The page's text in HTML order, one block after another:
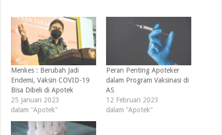
Menkes : Berubah Jadi
Endemi, Vaksin COVID-19
Bisa Dibeli di Apotek
25 Januari 2023
dalam "Apotek"
Peran Penting Apoteker
dalam Program Vaksinasi di
AS
12 Februari 2023
dalam "Apotek"